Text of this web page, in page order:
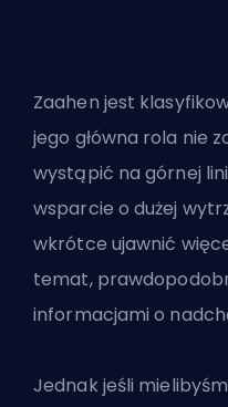
Zaahen jest
jego główna rola nie
wystąpić na górnej
wsparcie o dużej
wkrótce ujawnić
temat,
informacjami o
Jednak jeśli